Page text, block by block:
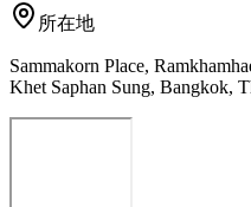
所在地
Sammakorn Place,
Khet Saphan Sung, Bangkok,